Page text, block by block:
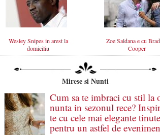
Wesley Snipes in arest la
domiciliu
Zoe Saldana e cu
Cooper
Mirese si Nunti
Cum sa te imbraci cu stil la
nunta in sezonul rece?
te cu cele mai elegante tinute
pentru un astfel de